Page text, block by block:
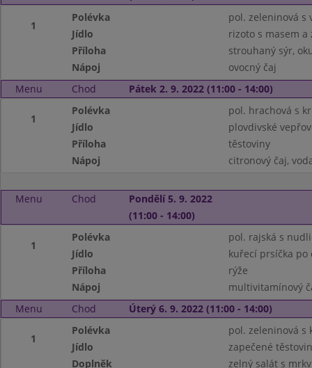
1
Polévka
pol. zeleninová s
Jídlo
rizoto s masem a
Příloha
strouhaný sýr,
Nápoj
ovocný čaj
Menu
Chod Pátek 2. 9. 2022 (11:00 - 14:00)
1
Polévka
pol. hrachová s
Jídlo
plovdivské
Příloha
těstoviny
Nápoj
citronový čaj,
Menu Chod
Pondělí 5. 9. 2022
(11:00 - 14:00)
1
Polévka
pol. rajská s
Jídlo
kuřecí prsíčka po
Příloha
rýže
Nápoj
multivitamínový
Menu
Chod Úterý 6. 9. 2022 (11:00 - 14:00)
1
Polévka
pol. zeleninová s
Jídlo
zapečené
Doplněk
zelný salát s